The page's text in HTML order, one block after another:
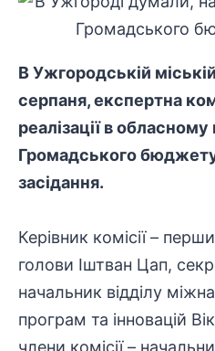
В Ужгородській
серпаня, експертна
реалізації в
Громадського
засідання.
Керівник комісії –
голови Іштван Цап,
начальник відділу
програм та інновацій
члени комісії –